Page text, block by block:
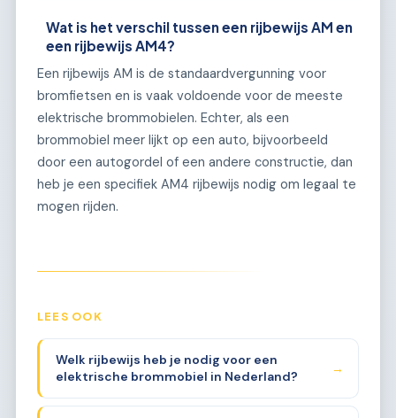
Wat is het verschil tussen een rijbewijs AM en
een rijbewijs AM4?
Een rijbewijs AM is de standaardvergunning voor
bromfietsen en is vaak voldoende voor de meeste
elektrische brommobielen. Echter, als een
brommobiel meer lijkt op een auto, bijvoorbeeld
door een autogordel of een andere constructie, dan
heb je een specifiek AM4 rijbewijs nodig om legaal te
mogen rijden.
LEES OOK
Welk rijbewijs heb je nodig voor een
elektrische brommobiel in Nederland?
→